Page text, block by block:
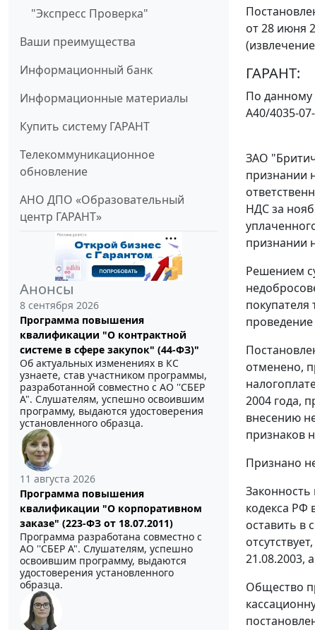
"Экспресс Проверка"
Ваши преимущества
Информационный банк
Информационные материалы
Купить систему ГАРАНТ
Телекоммуникационное
обновление
АНО ДПО «Образовательный
центр ГАРАНТ»
Анонсы
8 сентября 2026
Программа повышения
квалификации "О контрактной
системе в сфере закупок" (44-ФЗ)"
Об актуальных изменениях в КС
узнаете, став участником программы,
разработанной совместно с АО ''СБЕР
А". Слушателям, успешно освоившим
программу, выдаются удостоверения
установленного образца.
11 августа 2026
Программа повышения
квалификации "О корпоративном
заказе" (223-ФЗ от 18.07.2011)
Программа разработана совместно с
АО ''СБЕР А". Слушателям, успешно
освоившим программу, выдаются
удостоверения установленного
образца.
от 28 июня
ГАРАНТ:
По данному
А40/4035-
ЗАО
признании
НДС за
признании
Решением
отменено,
2004 года,
внесению
признаков
Признано
Законность
кодекса РФ
оставить в
21.08.2003,
Общество